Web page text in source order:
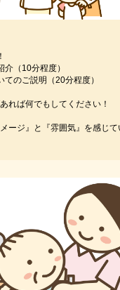
介（10分程度）
てのご説明（20分程度）
れば何でもしてください！
ージ』と『雰囲気』を感じ